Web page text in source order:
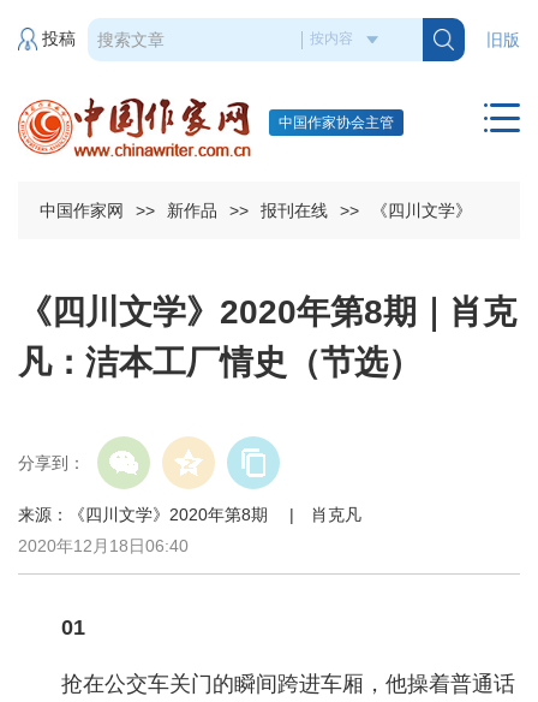
旧版
投稿
中国作家协会主管
中国作家网 >> 新作品 >> 报刊在线 >> 《四川文学》
《四川文学》2020年第8期｜肖克
凡：洁本工厂情史（节选）
分享到：
来源：《四川文学》2020年第8期 | 肖克凡
2020年12月18日06:40
01
抢在公交车关门的瞬间跨进车厢，他操着普通话